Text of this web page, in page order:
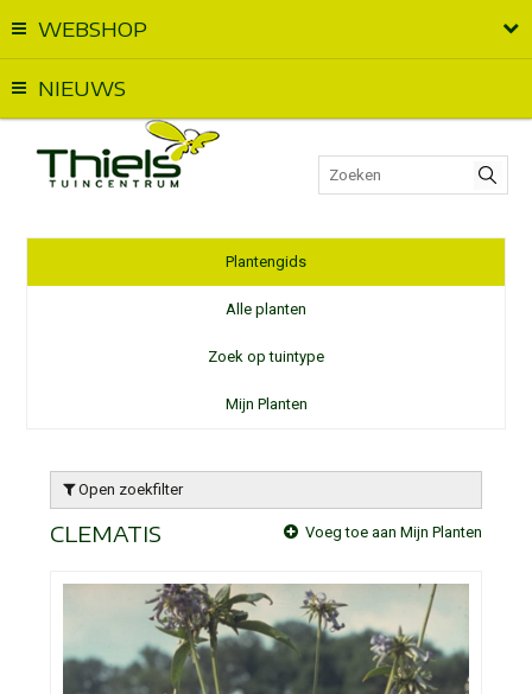
WEBSHOP
NIEUWS
Plantengids
Alle planten
Zoek op tuintype
Mijn Planten
Open zoekfilter
CLEMATIS Voeg toe aan Mijn Planten